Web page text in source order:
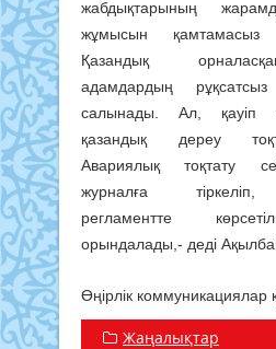
жабдықтарының
жұмысын қамтамасыз
Қазандық
адамдардың
салынады. Ал, қауіп
қазандық дереу
Авариялық тоқтату
журналға тіркеліп,
регламентте
орындалады,- деді
Өңірлік коммуникациялар
Жаңалықтар